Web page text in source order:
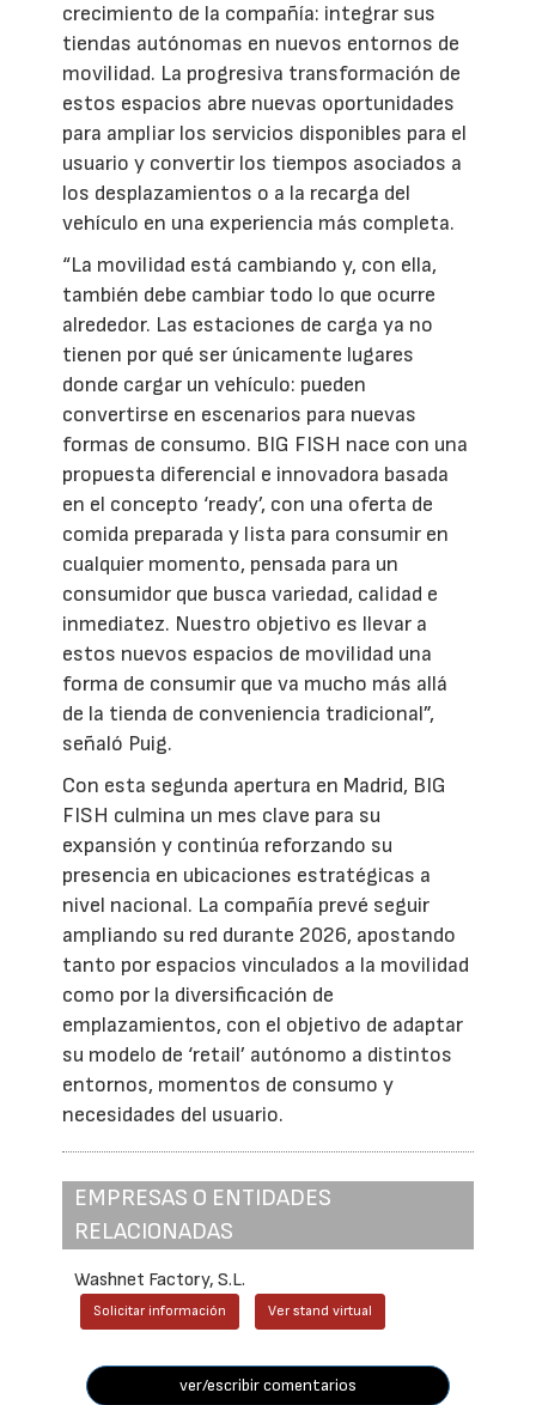
crecimiento de la compañía: integrar sus
tiendas autónomas en nuevos entornos de
movilidad. La progresiva transformación de
estos espacios abre nuevas oportunidades
para ampliar los servicios disponibles para el
usuario y convertir los tiempos asociados a
los desplazamientos o a la recarga del
vehículo en una experiencia más completa.
“La movilidad está cambiando y, con ella,
también debe cambiar todo lo que ocurre
alrededor. Las estaciones de carga ya no
tienen por qué ser únicamente lugares
donde cargar un vehículo: pueden
convertirse en escenarios para nuevas
formas de consumo. BIG FISH nace con una
propuesta diferencial e innovadora basada
en el concepto ‘ready’, con una oferta de
comida preparada y lista para consumir en
cualquier momento, pensada para un
consumidor que busca variedad, calidad e
inmediatez. Nuestro objetivo es llevar a
estos nuevos espacios de movilidad una
forma de consumir que va mucho más allá
de la tienda de conveniencia tradicional”,
señaló Puig.
Con esta segunda apertura en Madrid, BIG
FISH culmina un mes clave para su
expansión y continúa reforzando su
presencia en ubicaciones estratégicas a
nivel nacional. La compañía prevé seguir
ampliando su red durante 2026, apostando
tanto por espacios vinculados a la movilidad
como por la diversificación de
emplazamientos, con el objetivo de adaptar
su modelo de ‘retail’ autónomo a distintos
entornos, momentos de consumo y
necesidades del usuario.
EMPRESAS O ENTIDADES
RELACIONADAS
Washnet Factory, S.L.
Solicitar información Ver stand virtual
ver/escribir comentarios